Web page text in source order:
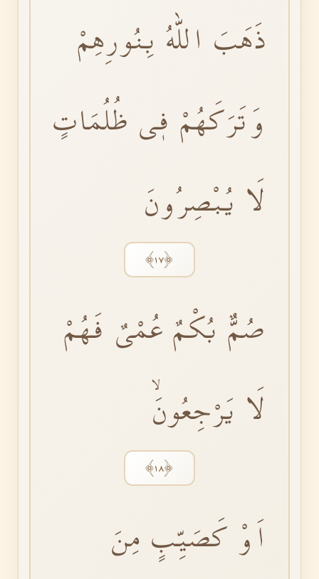
ذَهَبَ اللّٰهُ بِنُورِهِمْ
وَتَرَكَهُمْ فٖى ظُلُمَاتٍ
لَا يُبْصِرُونَ
﴿١٧﴾
صُمٌّ بُكْمٌ عُمْىٌ فَهُمْ
لَا يَرْجِعُونَۙ
﴿١٨﴾
اَوْ كَصَيِّبٍ مِنَ